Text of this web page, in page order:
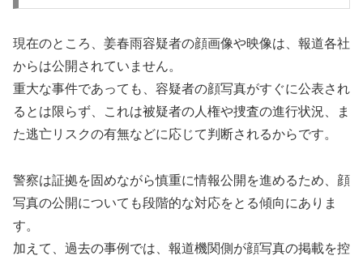
現在のところ、姜春雨容疑者の顔画像や映像は、報道各社
からは公開されていません。
重大な事件であっても、容疑者の顔写真がすぐに公表され
るとは限らず、これは被疑者の人権や捜査の進行状況、ま
た逃亡リスクの有無などに応じて判断されるからです。
警察は証拠を固めながら慎重に情報公開を進めるため、顔
写真の公開についても段階的な対応をとる傾向にありま
す。
加えて、過去の事例では、報道機関側が顔写真の掲載を控